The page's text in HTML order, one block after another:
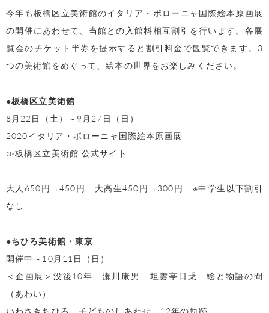
今年も板橋区立美術館のイタリア・ボローニャ国際絵本原画展
の開催にあわせて、当館との入館料相互割引を行います。各展
覧会のチケット半券を提示すると割引料金で観覧できます。3
つの美術館をめぐって、絵本の世界をお楽しみください。
●板橋区立美術館
8月22日（土）～9月27日（日）
2020イタリア・ボローニャ国際絵本原画展
≫板橋区立美術館 公式サイト
大人650円→450円 大高生450円→300円 ※中学生以下割引
なし
●ちひろ美術館・東京
開催中～10月11日（日）
＜企画展＞没後10年 瀬川康男 坦雲亭日乗―絵と物語の間
（あわい）